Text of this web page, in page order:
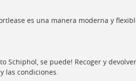
es una manera moderna y
Schiphol, se puede! Recoger y
las condiciones.